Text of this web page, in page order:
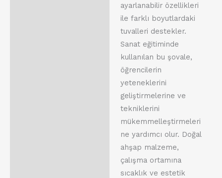
ayarlanabilir özellikleri
ile farklı boyutlardaki
tuvalleri destekler.
Sanat eğitiminde
kullanılan bu şovale,
öğrencilerin
yeteneklerini
geliştirmelerine ve
tekniklerini
mükemmelleştirmeleri
ne yardımcı olur. Doğal
ahşap malzeme,
çalışma ortamına
sıcaklık ve estetik